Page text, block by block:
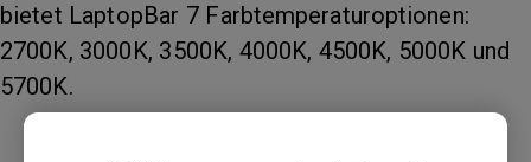
bietet LaptopBar 7 Farbtemperaturoptionen:
2700K, 3000K, 3500K, 4000K, 4500K, 5000K und
5700K.